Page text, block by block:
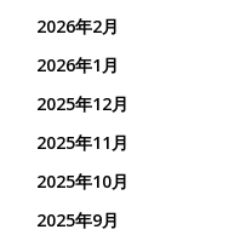
2026年2月
2026年1月
2025年12月
2025年11月
2025年10月
2025年9月